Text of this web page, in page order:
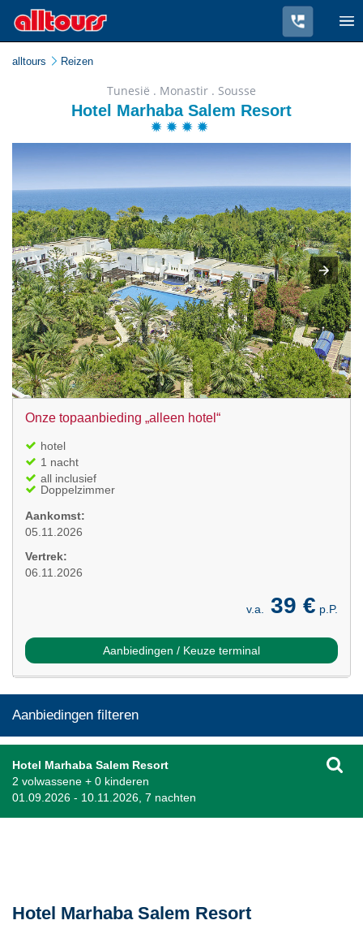
alltours Reizen
Tunesië . Monastir . Sousse
Hotel Marhaba Salem Resort
Onze topaanbieding „alleen hotel“
hotel
1 nacht
all inclusief
Doppelzimmer
Aankomst:
05.11.2026
Vertrek:
06.11.2026
v.a. 39 € p.P.
Aanbiedingen / Keuze terminal
Aanbiedingen filteren
Hotel Marhaba Salem Resort
2 volwassene + 0 kinderen
01.09.2026 - 10.11.2026, 7 nachten
Hotel Marhaba Salem Resort